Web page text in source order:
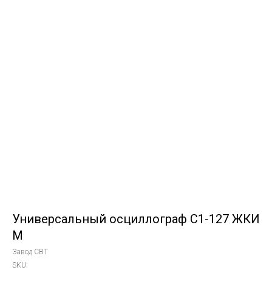
Универсальный осциллограф С1-127 ЖКИ
М
Завод СВТ
SKU: